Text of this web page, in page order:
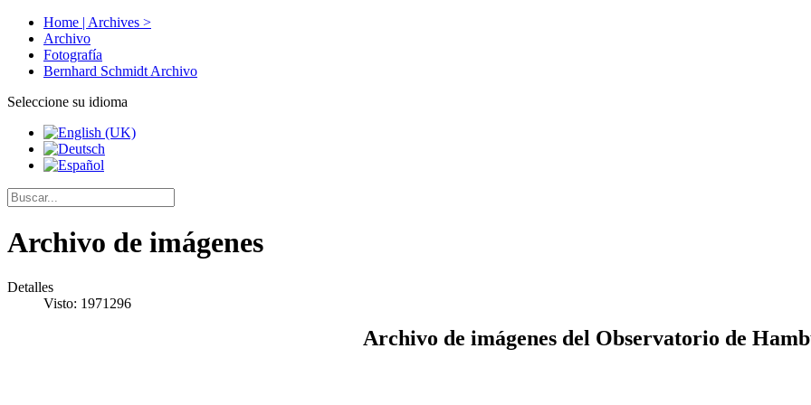
Home | Archives >
Archivo
Fotografía
Bernhard Schmidt Archivo
Seleccione su idioma
Archivo de imágenes
Detalles
Visto: 1971296
Archivo de imágenes del Observatorio de